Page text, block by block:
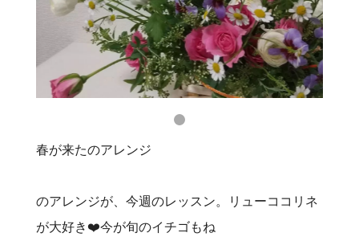
春が来たのアレンジ
のアレンジが、今週のレッスン。リューココリネ
が大好き❤️今が旬のイチゴもね